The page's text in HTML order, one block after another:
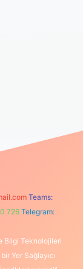
Teams:
726 Telegram:
Bilgi Teknolojileri
Yer Sağlayıcı